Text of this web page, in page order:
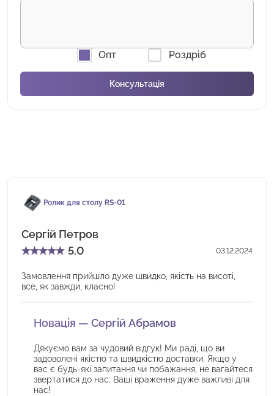
Опт Роздріб
Ролик для столу RS-01
Сергій Петров
★★★★★ 5.0 03.12.2024
Замовлення прийшло дуже швидко, якість на висоті,
все, як завжди, класно!
Новація — Сергій Абрамов
Дякуємо вам за чудовий відгук! Ми раді, що ви
задоволені якістю та швидкістю доставки. Якщо у
вас є будь-які запитання чи побажання, не вагайтеся
звертатися до нас. Ваші враження дуже важливі для
нас!